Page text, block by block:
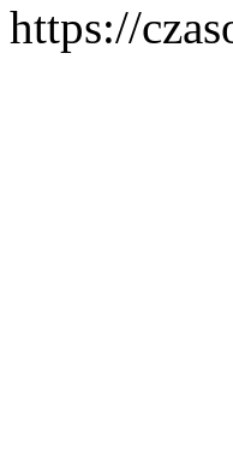
https://